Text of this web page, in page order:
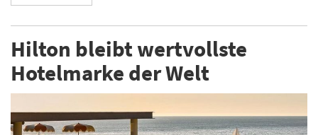
Hilton bleibt wertvollste
Hotelmarke der Welt